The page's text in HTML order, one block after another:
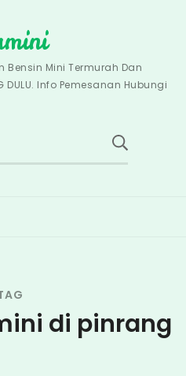
Bensin Mini Termurah Dan
DULU. Info Pemesanan Hubungi
di pinrang